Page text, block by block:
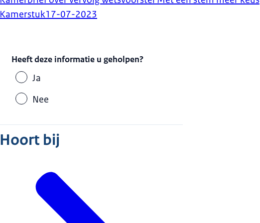
Kamerstuk17-07-2023
Heeft deze informatie u geholpen?
Ja
Nee
Hoort bij